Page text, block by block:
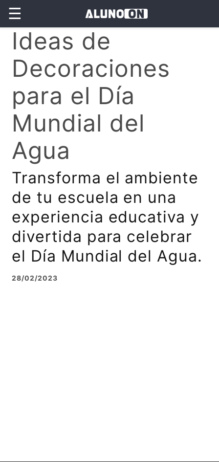
☰
Ideas de
Decoraciones
para el Día
Mundial del
Agua
Transforma el ambiente
de tu escuela en una
experiencia educativa y
divertida para celebrar
el Día Mundial del Agua.
28/02/2023